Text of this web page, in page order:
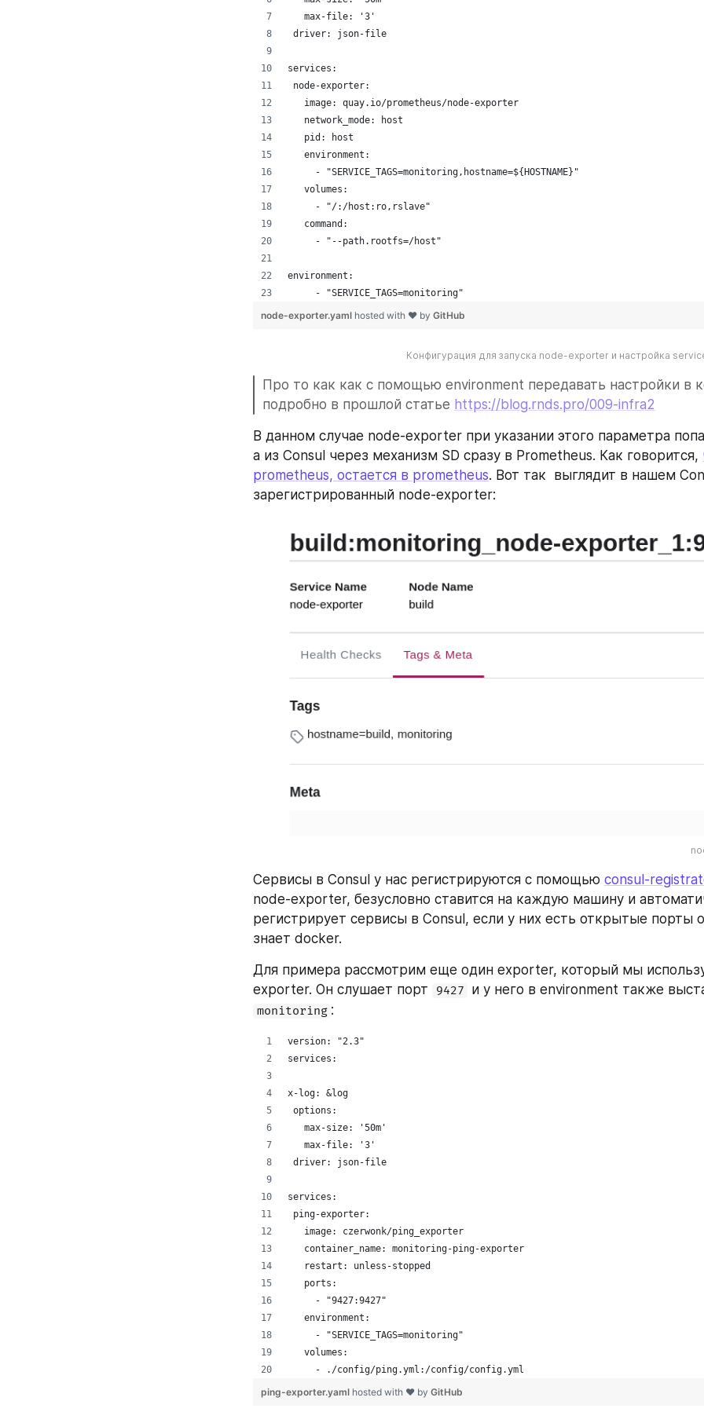
Конфигурация для запуска node-exporter и настройка
Про то как как с помощью environment передавать настройки в
подробно в прошлой статье https://blog.rnds.pro/009-infra2
В данном случае node-exporter при указании этого параметра
а из Consul через механизм SD сразу в Prometheus. Как говорится,
prometheus, остается в prometheus. Вот так  выглядит в нашем
зарегистрированный node-exporter:
Сервисы в Consul у нас регистрируются с помощью consul-
node-exporter, безусловно ставится на каждую машину и
регистрирует сервисы в Consul, если у них есть открытые порты
знает docker.
Для примера рассмотрим еще один exporter, который мы
exporter. Он слушает порт
9427
monitoring :